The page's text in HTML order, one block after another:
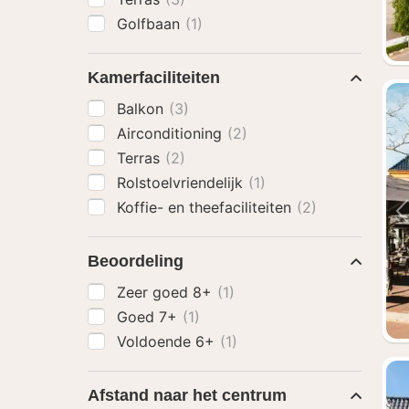
Golfbaan (1)
Kamerfaciliteiten
Balkon (3)
Airconditioning (2)
Terras (2)
Rolstoelvriendelijk (1)
Koffie- en theefaciliteiten (2)
Beoordeling
Zeer goed 8+ (1)
Goed 7+ (1)
Voldoende 6+ (1)
Afstand naar het centrum